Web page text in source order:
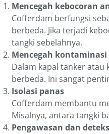
Mencegah kebocoran
Cofferdam berfungsi
berbeda. Jika terjadi
tangki sebelahnya.
Mencegah
Dalam kapal tanker
berbeda. Ini sangat
Isolasi panas
Cofferdam membantu
Misalnya, antara tangki
Pengawasan dan